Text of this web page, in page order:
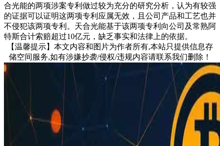
合光能的两项涉案专利做过较为充分的研究分析，认为有较强
的证据可以证明这两项专利应属无效，且公司产品和工艺也并
不侵犯该两项专利。天合光能基于该两项专利向公司及常熟阿
特斯合计索赔超过10亿元，缺乏事实和法律上的依据。
【温馨提示】本文内容和图片为作者所有,本站只提供信息存
储空间服务,如有涉嫌抄袭/侵权/违规内容请联系我们删除！